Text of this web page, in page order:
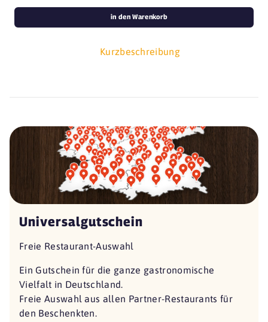
Kurzbeschreibung
in den Warenkorb
Universalgutschein
Freie Restaurant-Auswahl
Ein Gutschein für die ganze gastronomische
Vielfalt in Deutschland.
Freie Auswahl aus allen Partner-Restaurants für
den Beschenkten.